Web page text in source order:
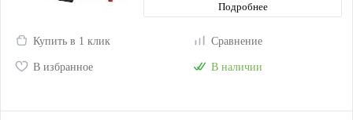
Подробнее
Купить в 1 клик Сравнение
В избранное В наличии